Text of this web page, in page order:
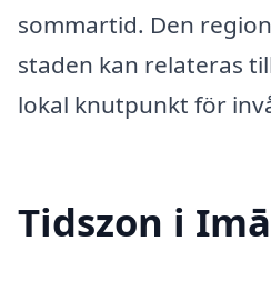
sommartid. Den
staden kan relateras
lokal knutpunkt för
Tidszon i